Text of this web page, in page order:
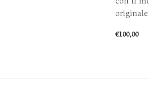
€100,00